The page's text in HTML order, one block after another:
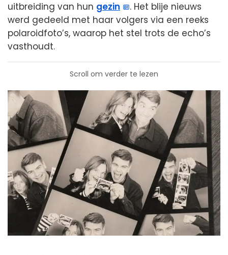
uitbreiding van hun gezin
. Het blije nieuws
werd gedeeld met haar volgers via een reeks
polaroidfoto’s, waarop het stel trots de echo’s
vasthoudt.
Scroll om verder te lezen